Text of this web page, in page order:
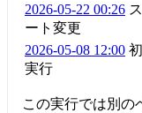
2026-05-22 00:26
ート変更
2026-05-08 12:00
実行
この実行では別の